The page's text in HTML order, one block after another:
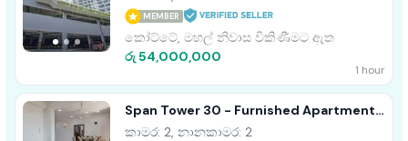
MEMBER
කෝට්ටේ, මහල් නිවාස විකිණීමට ඇත
රු 54,000,000
1 hour
Span Tower 30 - Furnished Apartment
For Sale Col 5 A54216
කාමර: 2, නානකාමර: 2